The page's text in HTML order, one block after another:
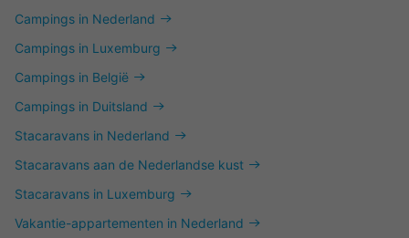
Campings in Nederland
Campings in Luxemburg
Campings in België
Campings in Duitsland
Stacaravans in Nederland
Stacaravans aan de Nederlandse kust
Stacaravans in Luxemburg
Vakantie-appartementen in Nederland